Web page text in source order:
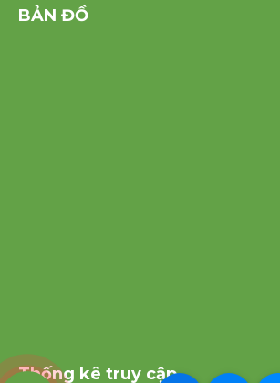
BẢN ĐỒ
Thống kê truy cập